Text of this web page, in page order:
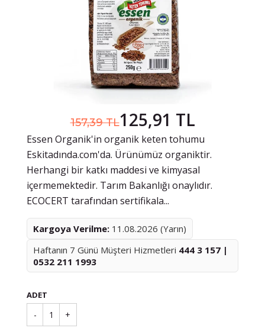
157,39 TL125,91 TL
Essen Organik'in organik keten tohumu
Eskitadında.com'da. Ürünümüz organiktir.
Herhangi bir katkı maddesi ve kimyasal
içermemektedir. Tarım Bakanlığı onaylıdır.
ECOCERT tarafından sertifikala...
Kargoya Verilme: 11.08.2026 (Yarın)
Haftanın 7 Günü Müşteri Hizmetleri 444 3 157 |
0532 211 1993
ADET
- 1 +